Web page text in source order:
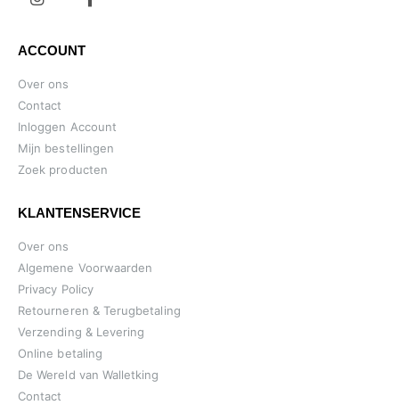
ACCOUNT
Over ons
Contact
Inloggen Account
Mijn bestellingen
Zoek producten
KLANTENSERVICE
Over ons
Algemene Voorwaarden
Privacy Policy
Retourneren & Terugbetaling
Verzending & Levering
Online betaling
De Wereld van Walletking
Contact